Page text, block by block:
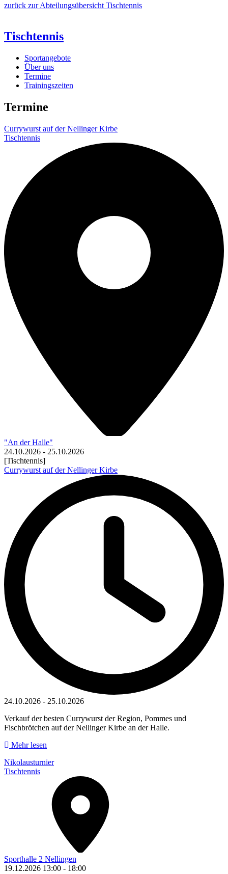
zurück zur Abteilungsübersicht Tischtennis
Tischtennis
Sportangebote
Über uns
Termine
Trainingszeiten
Termine
Currywurst auf der Nellinger Kirbe
Tischtennis
"An der Halle"
24.10.2026 - 25.10.2026
[Tischtennis]
Currywurst auf der Nellinger Kirbe
24.10.2026 - 25.10.2026
Verkauf der besten Currywurst der Region, Pommes und
Fischbrötchen auf der Nellinger Kirbe an der Halle.
Mehr lesen
Nikolausturnier
Tischtennis
Sporthalle 2 Nellingen
19.12.2026 13:00 - 18:00